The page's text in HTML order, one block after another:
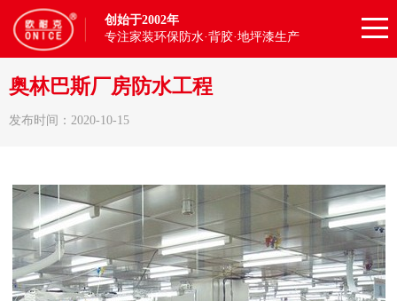
创始于2002年
专注家装环保防水·背胶·地坪漆生产
奥林巴斯厂房防水工程
发布时间：2020-10-15